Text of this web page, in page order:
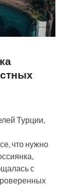
Турции,
что нужно
с